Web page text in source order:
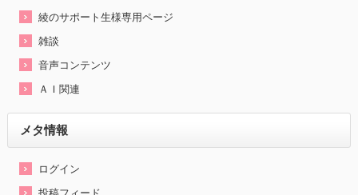
綾のサポート生様専用ページ
雑談
音声コンテンツ
ＡＩ関連
メタ情報
ログイン